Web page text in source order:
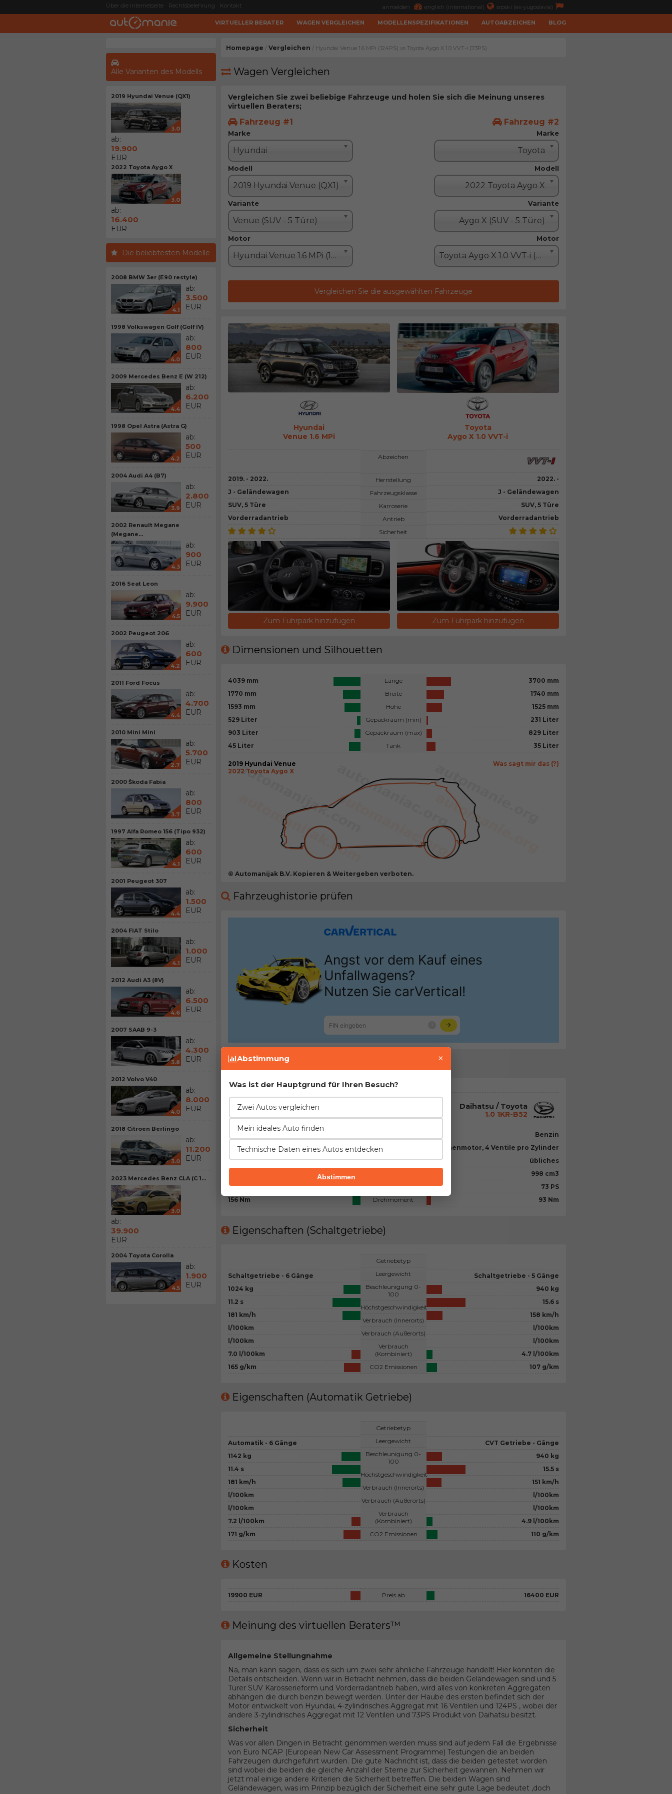
Über die Internetseite Rechtsbelehrung Kontakt anmelden english (international) srpski (ex-yugoslavia)
VIRTUELLER BERATER WAGEN VERGLEICHEN MODELLENSPEZIFIKATIONEN AUTOABZEICHEN BLOG
Alle Varianten des Modells
2019 Hyundai Venue (QX1)
3.0
ab:
19.900
EUR
2022 Toyota Aygo X
3.0
ab:
16.400
EUR
Die beliebtesten Modelle
2008 BMW 3er (E90 restyle)
4.1
ab:
3.500
EUR
1998 Volkswagen Golf (Golf IV)
4.0
ab:
800
EUR
2009 Mercedes Benz E (W 212)
4.4
ab:
6.200
EUR
1998 Opel Astra (Astra G)
4.2
ab:
500
EUR
2004 Audi A4 (B7)
3.9
ab:
2.800
EUR
2002 Renault Megane
(Megane...
4.3
ab:
900
EUR
2016 Seat Leon
4.5
ab:
9.900
EUR
2002 Peugeot 206
4.2
ab:
600
EUR
2011 Ford Focus
4.4
ab:
4.700
EUR
2010 Mini Mini
2.7
ab:
5.700
EUR
2000 Škoda Fabia
3.7
ab:
800
EUR
1997 Alfa Romeo 156 (Tipo 932)
4.1
ab:
600
EUR
2001 Peugeot 307
4.4
ab:
1.500
EUR
2004 FIAT Stilo
4.1
ab:
1.000
EUR
2012 Audi A3 (8V)
4.6
ab:
6.500
EUR
2007 SAAB 9-3
3.8
ab:
4.300
EUR
2012 Volvo V40
4.0
ab:
8.000
EUR
2018 Citroen Berlingo
3.0
ab:
11.200
EUR
2023 Mercedes Benz CLA (C 1...
3.0
ab:
39.900
EUR
2004 Toyota Corolla
4.5
ab:
1.900
EUR
Homepage / Vergleichen / Hyundai Venue 1.6 MPi (124PS) vs Toyota Aygo X 1.0 VVT-i (73PS)
Wagen Vergleichen
Vergleichen Sie zwei beliebige Fahrzeuge und holen Sie sich die Meinung unseres
virtuellen Beraters;
Fahrzeug #1
Marke
Hyundai
Modell
2019 Hyundai Venue (QX1)
Variante
Venue (SUV - 5 Türe)
Motor
Hyundai Venue 1.6 MPi (124PS)
Fahrzeug #2
Marke
Toyota
Modell
2022 Toyota Aygo X
Variante
Aygo X (SUV - 5 Türe)
Motor
Toyota Aygo X 1.0 VVT-i (73PS)
Vergleichen Sie die ausgewählten Fahrzeuge
Hyundai
Venue 1.6 MPi
Toyota
Aygo X 1.0 VVT-i
2019. - 2022.
J - Geländewagen
SUV, 5 Türe
Vorderradantrieb
Abzeichen
Herrstellung
Fahrzeugsklasse
Karroserie
Antrieb
Sicherheit
2022. -
J - Geländewagen
SUV, 5 Türe
Vorderradantrieb
Zum Fuhrpark hinzufügen Zum Fuhrpark hinzufügen
Dimensionen und Silhouetten
4039 mm
1770 mm
1593 mm
529 Liter
903 Liter
45 Liter
Länge
Breite
Höhe
Gepäckraum (min)
Gepäckraum (max)
Tank
3700 mm
1740 mm
1525 mm
231 Liter
829 Liter
35 Liter
Was sagt mir das (?)
2019 Hyundai Venue
2022 Toyota Aygo X
© Automanijak B.V. Kopieren & Weitergeben verboten.
Fahrzeughistorie prüfen
Motor
Hyundai
1.6 Gamma G4FC MPI
Benzin
4 - Reihenmotor, 4 Ventile pro
Zylinder
übliches
124 PS
156 Nm
Konfiguration
Lufteinfluss
Leistung
Drehmoment
Daihatsu / Toyota
1.0 1KR-B52
Benzin
3 - Reihenmotor, 4 Ventile pro Zylinder
übliches
998 cm3
73 PS
93 Nm
Eigenschaften (Schaltgetriebe)
Schaltgetriebe - 6 Gänge
1024 kg
11.2 s
181 km/h
l/100km
l/100km
7.0 l/100km
165 g/km
Getriebetyp
Leergewicht
Beschleunigung 0-
100
Höchstgeschwindigkeit
Verbrauch (Innerorts)
Verbrauch (Außerorts)
Verbrauch
(Kombiniert)
CO2 Emissionen
Schaltgetriebe - 5 Gänge
940 kg
15.6 s
158 km/h
l/100km
l/100km
4.7 l/100km
107 g/km
Eigenschaften (Automatik Getriebe)
Automatik - 6 Gänge
1142 kg
11.4 s
181 km/h
l/100km
l/100km
7.2 l/100km
171 g/km
Getriebetyp
Leergewicht
Beschleunigung 0-
100
Höchstgeschwindigkeit
Verbrauch (Innerorts)
Verbrauch (Außerorts)
Verbrauch
(Kombiniert)
CO2 Emissionen
CVT Getriebe - Gänge
940 kg
15.5 s
151 km/h
l/100km
l/100km
4.9 l/100km
110 g/km
Kosten
19900 EUR Preis ab 16400 EUR
Meinung des virtuellen Beraters™
Allgemeine Stellungnahme
Na, man kann sagen, dass es sich um zwei sehr ähnliche Fahrzeuge handelt! Hier könnten die
Details entscheiden. Wenn wir in Betracht nehmen, dass die beiden Geländewagen sind und 5
Türer SUV Karosserieform und Vorderradantrieb haben, wird alles von konkreten Aggregaten
abhängen die durch benzin bewegt werden. Unter der Haube des ersten befindet sich der
Motor entwickelt von Hyundai, 4-zylindrisches Aggregat mit 16 Ventilen und 124PS , wobei der
andere 3-zylindrisches Aggregat mit 12 Ventilen und 73PS Produkt von Daihatsu besitzt.
Sicherheit
Was vor allen Dingen in Betracht genommen werden muss sind auf jedem Fall die Ergebnisse
von Euro NCAP (European New Car Assessment Programme) Testungen die an beiden
Fahrzeugen durchgeführt wurden. Die gute Nachricht ist, dass die beiden getestet worden
sind wobei die beiden die gleiche Anzahl der Sterne zur Sicherheit gewannen. Nehmen wir
jetzt mal einige andere Kriterien die Sicherheit betreffen. Die beiden Wagen sind
Geländewagen, was im Prinzip bezüglich der Sicherheit eine sehr gute Lage bedeutet ,doch
Abstimmung ×
Was ist der Hauptgrund für Ihren Besuch?
Zwei Autos vergleichen
Mein ideales Auto finden
Technische Daten eines Autos entdecken
Abstimmen